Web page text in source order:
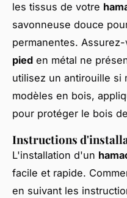
les tissus de votre
savonneuse douce
permanentes.
pied en métal ne
utilisez un antirouille si
modèles en bois,
pour protéger le bois
Instructions
L'installation d'un
facile et rapide.
en suivant les